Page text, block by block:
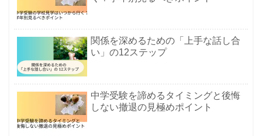
関係を深めるための「上手な話し合
い」の12ステップ
中学受験を諦めるタイミングと後悔
しない撤退の見極めポイント